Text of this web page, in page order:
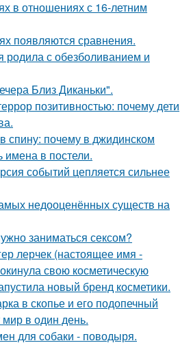
в отношениях с 16-летним
появляются сравнения.
родила с обезболиванием и
Близ Диканьки".
позитивностью: почему дети
спину: почему в джидинском
имена в постели.
событий цепляется сильнее
недооценённых существ на
заниматься сексом?
лерчек (настоящее имя -
свою косметическую
новый бренд косметики.
в скопье и его подопечный
в один день.
для собаки - поводыря.